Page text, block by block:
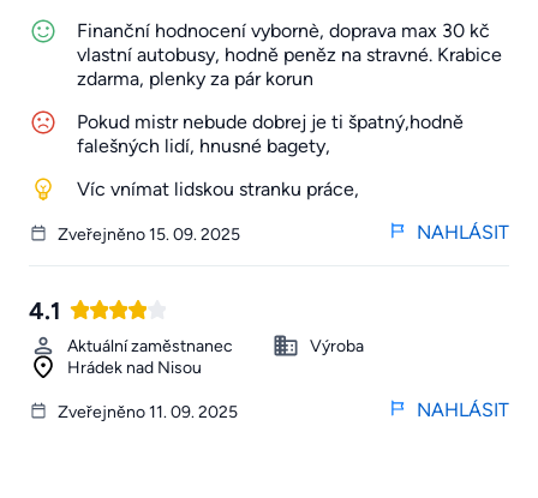
Finanční hodnocení vybornè, doprava max 30 kč
vlastní autobusy, hodně peněz na stravné. Krabice
zdarma, plenky za pár korun
Pokud mistr nebude dobrej je ti špatný,hodně
falešných lidí, hnusné bagety,
Víc vnímat lidskou stranku práce,
Zveřejněno 15. 09. 2025 NAHLÁSIT
4.1
Aktuální zaměstnanec
Výroba
Hrádek nad Nisou
Zveřejněno 11. 09. 2025 NAHLÁSIT